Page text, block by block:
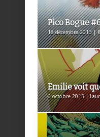
Pico Bogue
18 décembre 2013 |
Emilie voit
6 octobre 2015 |